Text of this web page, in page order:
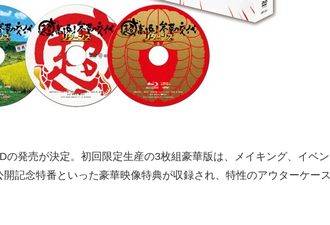
の発売が決定。初回限定生産の3枚組豪華版は、メイキング、イベン
開記念特番といった豪華映像特典が収録され、特性のアウターケース